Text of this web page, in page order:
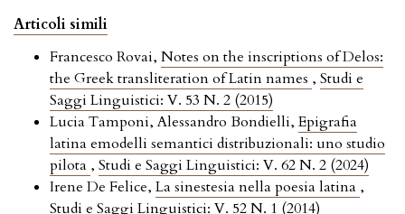
Articoli simili
Francesco Rovai, Notes on the inscriptions of Delos:
the Greek transliteration of Latin names , Studi e
Saggi Linguistici: V. 53 N. 2 (2015)
Lucia Tamponi, Alessandro Bondielli,Epigrafia
latina emodelli semantici distribuzionali: uno studio
pilota , Studi e Saggi Linguistici: V. 62 N. 2 (2024)
Irene De Felice, La sinestesia nella poesia latina ,
Studi e Saggi Linguistici: V. 52 N. 1 (2014)